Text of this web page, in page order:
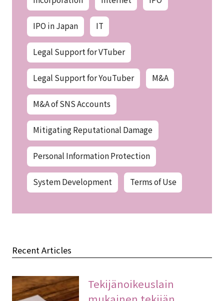
IPO in Japan IT
Legal Support for VTuber
Legal Support for YouTuber M&A
M&A of SNS Accounts
Mitigating Reputational Damage
Personal Information Protection
System Development Terms of Use
Recent Articles
Tekijänoikeuslain